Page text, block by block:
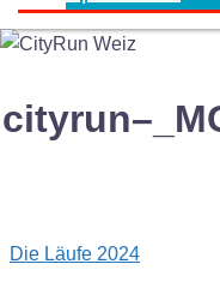
Post
Die Läufe 2024